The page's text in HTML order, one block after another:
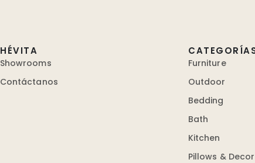
HÉVITA
Showrooms
Contáctanos
Furniture
Outdoor
Bedding
Bath
Kitchen
Pillows & Decor